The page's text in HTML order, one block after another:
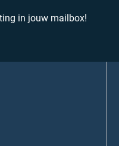
in jouw mailbox!